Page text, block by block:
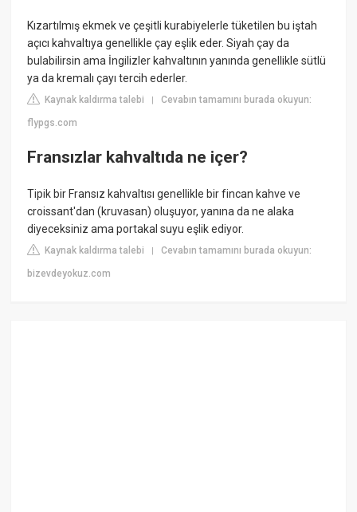
Kızartılmış ekmek ve çeşitli kurabiyelerle tüketilen bu iştah
açıcı kahvaltıya genellikle çay eşlik eder. Siyah çay da
bulabilirsin ama İngilizler kahvaltının yanında genellikle sütlü
ya da kremalı çayı tercih ederler.
Kaynak kaldırma talebi |Cevabın tamamını burada okuyun:
flypgs.com
Fransızlar kahvaltıda ne içer?
Tipik bir Fransız kahvaltısı genellikle bir fincan kahve ve
croissant'dan (kruvasan) oluşuyor, yanına da ne alaka
diyeceksiniz ama portakal suyu eşlik ediyor.
Kaynak kaldırma talebi |Cevabın tamamını burada okuyun:
bizevdeyokuz.com